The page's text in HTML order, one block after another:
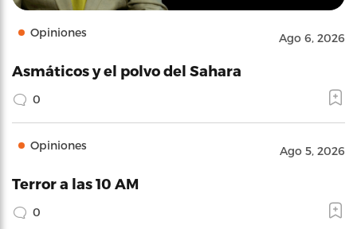
Opiniones Ago 6, 2026
Asmáticos y el polvo del Sahara
0
Opiniones Ago 5, 2026
Terror a las 10 AM
0